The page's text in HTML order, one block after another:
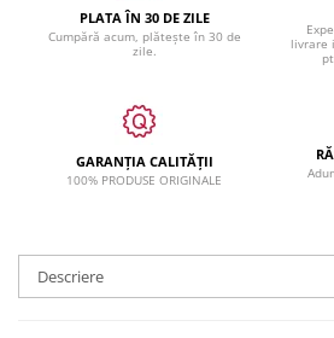
PLATA ÎN 30 DE ZILE
Cumpără acum, plătește în 30 de
zile.
livrare
GARANȚIA CALITĂȚII
100% PRODUSE ORIGINALE
Descriere